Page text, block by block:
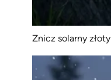
Znicz solarny złoty